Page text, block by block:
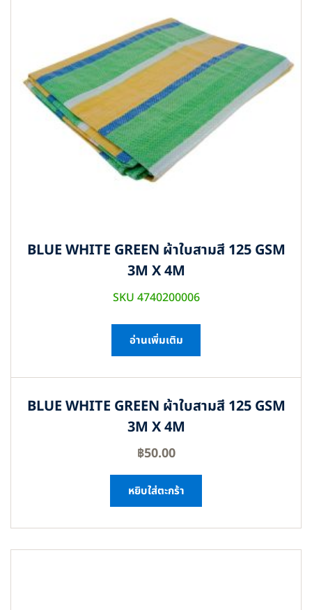
BLUE WHITE GREEN ผ้าใบสามสี 125 GSM
3M X 4M
SKU 4740200006
อ่านเพิ่มเติม
BLUE WHITE GREEN ผ้าใบสามสี 125 GSM
3M X 4M
฿50.00
หยิบใส่ตะกร้า